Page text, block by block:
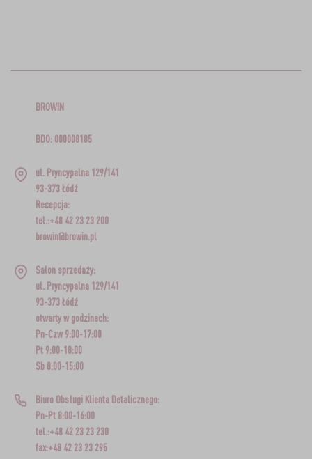
BROWIN
BDO: 000008185
ul. Pryncypalna 129/141
93-373 Łódź
Recepcja:
tel.:+48 42 23 23 200
browin@browin.pl
Salon sprzedaży:
ul. Pryncypalna 129/141
93-373 Łódź
otwarty w godzinach:
Pn-Czw 9:00-17:00
Pt 9:00-18:00
Sb 8:00-15:00
Biuro Obsługi Klienta Detalicznego:
Pn-Pt 8:00-16:00
tel.:+48 42 23 23 230
fax:+48 42 23 23 295